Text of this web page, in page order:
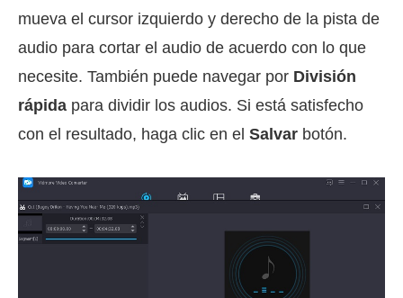
mueva el cursor izquierdo y derecho de la pista de
audio para cortar el audio de acuerdo con lo que
necesite. También puede navegar por División
rápida para dividir los audios. Si está satisfecho
con el resultado, haga clic en el Salvar botón.